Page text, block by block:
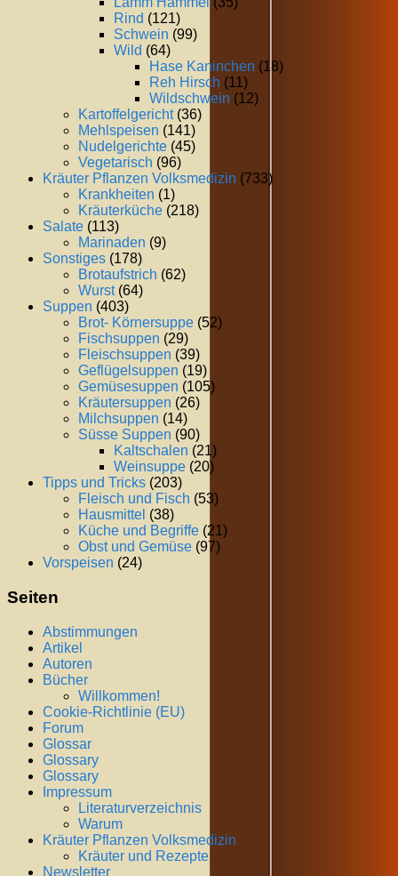
Rind (121)
Schwein (99)
Wild (64)
Hase Kaninchen (18)
Reh Hirsch (11)
Wildschwein (12)
Kartoffelgericht(36)
Mehlspeisen (141)
Nudelgerichte (45)
Vegetarisch (96)
Kräuter Pflanzen Volksmedizin (733)
Krankheiten (1)
Kräuterküche (218)
Salate (113)
Marinaden (9)
Sonstiges (178)
Brotaufstrich (62)
Wurst(64)
Suppen (403)
Brot- Körnersuppe (52)
Fischsuppen (29)
Fleischsuppen (39)
Geflügelsuppen (19)
Gemüsesuppen (105)
Kräutersuppen (26)
Milchsuppen (14)
Süsse Suppen (90)
Kaltschalen (21)
Weinsuppe (20)
Tipps und Tricks (203)
Fleisch und Fisch (53)
Hausmittel (38)
Küche und Begriffe (21)
Obst und Gemüse (97)
Vorspeisen (24)
Seiten
Abstimmungen
Artikel
Autoren
Bücher
Willkommen!
Cookie-Richtlinie (EU)
Forum
Glossar
Glossary
Glossary
Impressum
Literaturverzeichnis
Warum
Kräuter Pflanzen Volksmedizin
Kräuter und Rezepte
Newsletter